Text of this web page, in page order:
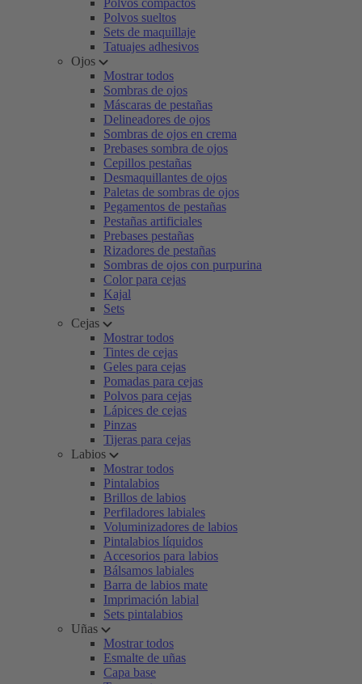
Polvos compactos
Polvos sueltos
Sets de maquillaje
Tatuajes adhesivos
Ojos
Mostrar todos
Sombras de ojos
Máscaras de pestañas
Delineadores de ojos
Sombras de ojos en crema
Prebases sombra de ojos
Cepillos pestañas
Desmaquillantes de ojos
Paletas de sombras de ojos
Pegamentos de pestañas
Pestañas artificiales
Prebases pestañas
Rizadores de pestañas
Sombras de ojos con purpurina
Color para cejas
Kajal
Sets
Cejas
Mostrar todos
Tintes de cejas
Geles para cejas
Pomadas para cejas
Polvos para cejas
Lápices de cejas
Pinzas
Tijeras para cejas
Labios
Mostrar todos
Pintalabios
Brillos de labios
Perfiladores labiales
Voluminizadores de labios
Pintalabios líquidos
Accesorios para labios
Bálsamos labiales
Barra de labios mate
Imprimación labial
Sets pintalabios
Uñas
Mostrar todos
Esmalte de uñas
Capa base